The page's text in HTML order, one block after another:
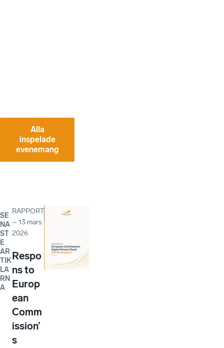
Alla
inspelade
evenemang
SE
NA
ST
E
AR
TIK
LA
RN
A
RAPPORT
–13 mars
2026
Respo
ns to
Europ
ean
Comm
ission’
s